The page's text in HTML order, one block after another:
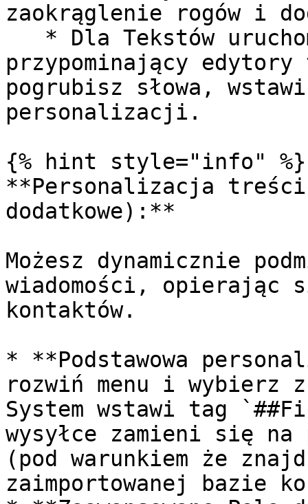
zaokrąglenie rogów i
przypominający
pogrubisz słowa,
personalizacji.
{% hint style="info" %}
**Personalizacja
dodatkowe):**
Możesz dynamicznie
wiadomości, opierając
kontaktów.
* **Podstawowa
rozwiń menu i wybierz
System wstawi tag
wysyłce zamieni się
(pod warunkiem że
zaimportowanej bazie